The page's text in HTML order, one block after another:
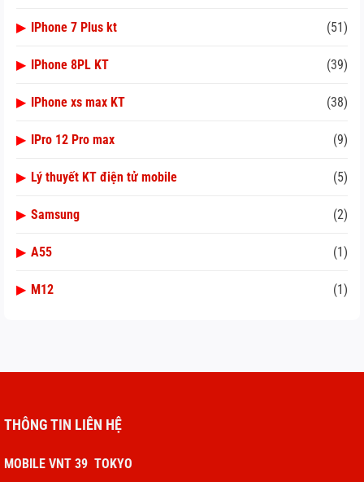
▶ IPhone 7 Plus kt (51)
▶ IPhone 8PL KT (39)
▶ IPhone xs max KT (38)
▶ IPro 12 Pro max (9)
▶ Lý thuyết KT điện tử mobile (5)
▶ Samsung (2)
▶ A55 (1)
▶ M12 (1)
THÔNG TIN LIÊN HỆ
MOBILE VNT 39 TOKYO